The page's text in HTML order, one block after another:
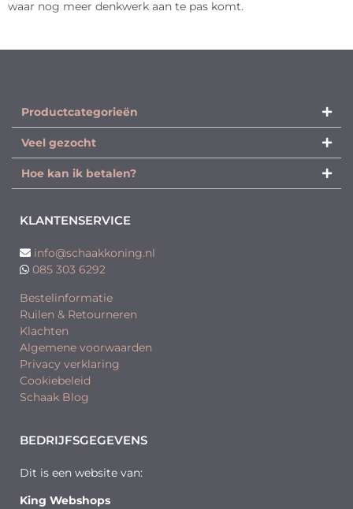
waar nog meer denkwerk aan te pas komt.
Productcategorieën​
Veel gezocht
Hoe kan ik betalen?
KLANTENSERVICE
info@schaakkoning.nl
085 303 6292
Bestelinformatie
Ruilen & Retourneren
Klachten
Algemene voorwaarden
Privacy verklaring
Cookiebeleid
Schaak Blog
BEDRIJFSGEGEVENS
Dit is een website van:
King Webshops